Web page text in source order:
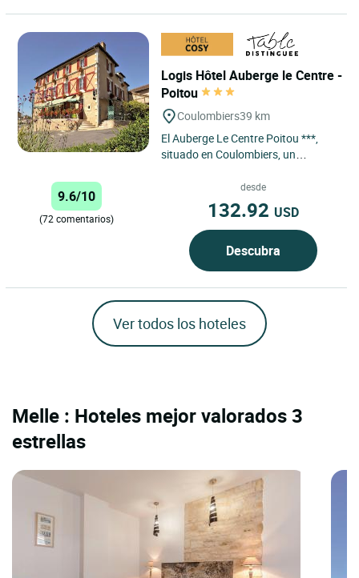
Logis Hôtel Auberge le Centre -
Poitou
Coulombiers39 km
El Auberge Le Centre Poitou ***,
situado en Coulombiers, un
hora de La Rochelle, a 45...
9.6/10
(72 comentarios)
desde
132.92 USD
Descubra
Ver todos los hoteles
Melle : Hoteles mejor valorados 3
estrellas